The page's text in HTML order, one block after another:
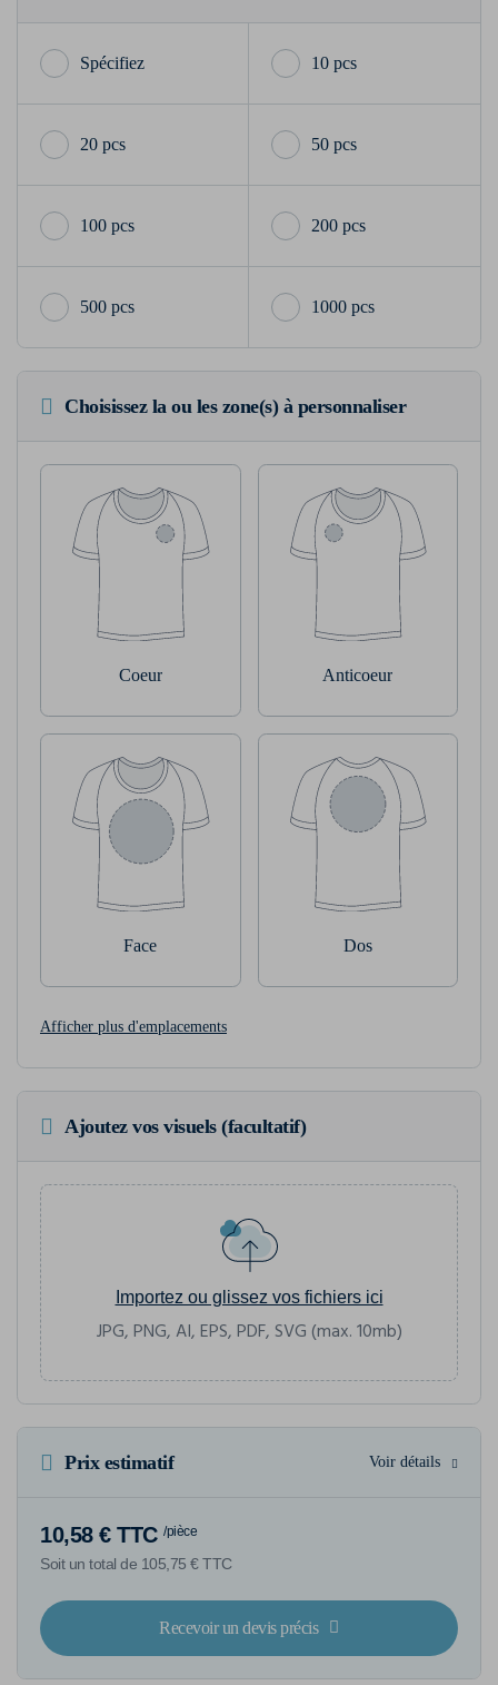
10 pcs
20 pcs 50 pcs
100 pcs 200 pcs
500 pcs 1000 pcs
Choisissez la ou les zone(s) à personnaliser
Coeur Anticoeur
Face Dos
Afficher plus d'emplacements
Ajoutez vos visuels (facultatif)
Importez ou glissez vos fichiers ici
JPG, PNG, AI, EPS, PDF, SVG (max. 10mb)
Prix estimatif Voir détails
10,58 € TTC /pièce
Soit un total de 105,75 € TTC
Recevoir un devis précis